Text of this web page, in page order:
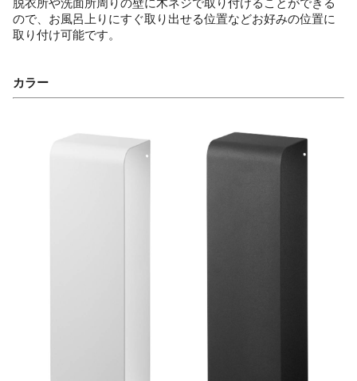
脱衣所や洗面所周りの壁に木ネジで取り付けることができる
ので、お風呂上りにすぐ取り出せる位置などお好みの位置に
取り付け可能です。
カラー